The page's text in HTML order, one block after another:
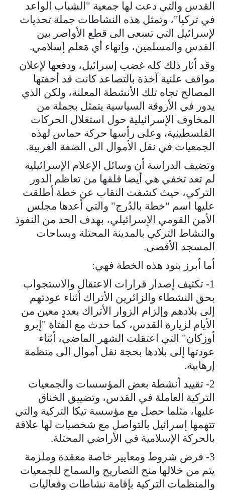
القدس والتي دعت لها جمعية "الشباب الواعد
في تركيا"، وتمثل هذه النشاطات جملة تحديات
لإسرائيل التي تسعى الى قطع الأواصر بين
القدس والمسلمين، وإنهاء أي مَعلم إسلامي.
وقد أثار ذلك كله غضب إسرائيل، ودفعها لإعلان
مواقف علنية آخذة بالتصاعد كانت قد أخفتها
المصالح تجاه تلك الأنشطة المعلنة، ولكن الذي
يدور في الأروقة السياسية يتمثل بجملة من
المخاوف الإسرائيلية حول استغلال الحركات
الفلسطينية، وعلى رأسها حركة حماس لهذه
الجمعيات في نقل الأموال الى الضفة الغربية.
وتضيف الدراسة أن وسائل الإعلام الإسرائيلية
لم تعد تخفي هي أيضا قلقها من تعاظم الدور
التركي، حيث كشفت النقاب عن خطة أطلقت
عليها اسم "خطة بالدُرج" والتي أعدها مجلس
الأمن القومي الإسرائيلي، بهدف الحد من النفوذ
والنشاط التركي بالمدينة المحتلة وبساحات
المسجد الأقصى.
أما أبرز بنود هذه الخطة فهي:
1- تكثيف إصدار قرارات الاعتقال والاستجواب
بحق النشطاء والزائرين الأتراك أثناء عودتهم
إلى بلادهم وإلزام الزوار الأتراك بعددٍ معين من
الأيام لزيارة القدس، كما حدث مع الفتاة "إبرو
أوزكان" التي اعتقلت الشهر الماضي، أثناء
عودتها إلى بلادها بحجة نقل أموال الى منظمة
إرهابية.
2- تقييد أنشطة بعض المؤسسات والجمعيات
التركية العاملة في القدس، وتضييق الخناق
عليها، مثلما حصل مع مؤسسة تيكا التركية والتي
تتهمها إسرائيل بالتواصل مع شخصيات لها علاقة
بالحركة الإسلامية في الأراضي المحتلة.
3- فرض شروط ومعايير خاصة معقدة وملزمة
يتم من خلالها منح التصاريح والسماح للجمعيات
والمنظمات التركية بإقامة نشاطات وفعاليات